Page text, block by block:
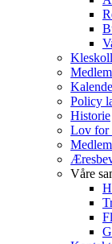
Policy
Historie
Lov
Våre